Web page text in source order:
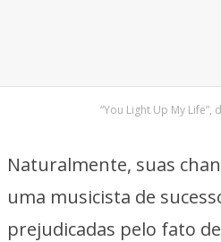
“You Light Up My Life”,
Naturalmente, suas
uma musicista de
prejudicadas pelo fato